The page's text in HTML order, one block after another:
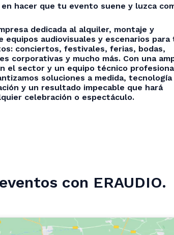
hacer que tu evento suene y luzca
dedicada al alquiler, montaje y
equipos audiovisuales y escenarios para
conciertos, festivales, ferias, bodas,
corporativas y mucho más. Con una
el sector y un equipo técnico
soluciones a medida, tecnología
y un resultado impecable que hará
celebración o espectáculo.
con ERAUDIO.